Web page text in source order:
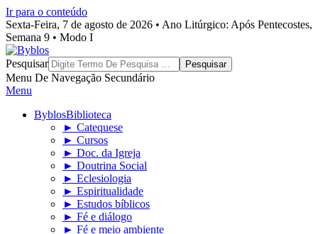
Ir para o conteúdo
Sexta-Feira, 7 de agosto de 2026 • Ano Litúrgico: Após Pentecostes,
Semana 9 • Modo I
Byblos
Pesquisar
Menu De Navegação Secundário
Menu
ByblosBiblioteca
► Catequese
► Cursos
► Doc. da Igreja
► Doutrina Social
► Eclesiologia
► Espiritualidade
► Estudos bíblicos
► Fé e diálogo
► Fé e meio ambiente